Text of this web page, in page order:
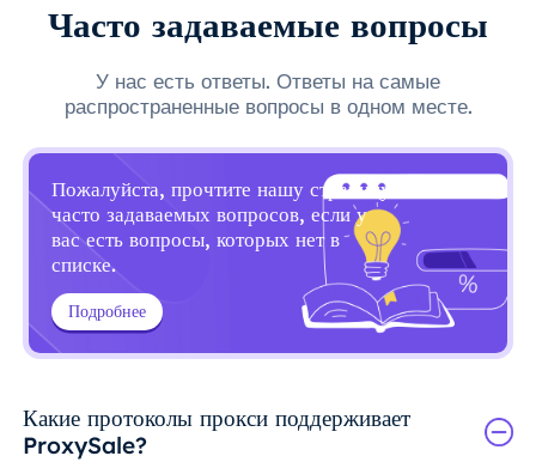
Часто задаваемые вопросы
У нас есть ответы. Ответы на самые
распространенные вопросы в одном месте.
Пожалуйста, прочтите нашу страницу
часто задаваемых вопросов, если у
вас есть вопросы, которых нет в
списке.
Подробнее
Какие протоколы прокси поддерживает
ProxySale?